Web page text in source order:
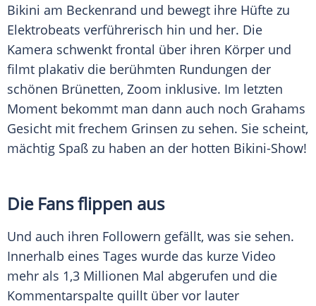
Bikini am Beckenrand und bewegt ihre Hüfte zu
Elektrobeats verführerisch hin und her. Die
Kamera schwenkt frontal über ihren Körper und
filmt plakativ die berühmten Rundungen der
schönen Brünetten, Zoom inklusive. Im letzten
Moment bekommt man dann auch noch Grahams
Gesicht mit frechem Grinsen zu sehen. Sie scheint,
mächtig Spaß zu haben an der hotten Bikini-Show!
Die Fans flippen aus
Und auch ihren Followern gefällt, was sie sehen.
Innerhalb eines Tages wurde das kurze Video
mehr als 1,3 Millionen Mal abgerufen und die
Kommentarspalte quillt über vor lauter